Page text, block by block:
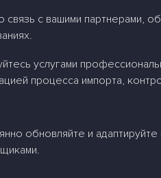
с вашими
услугами
процесса импорта,
обновляйте и